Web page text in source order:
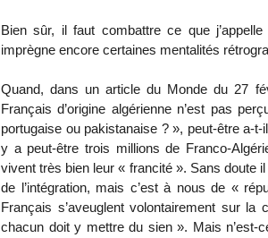
Bien sûr, il faut combattre ce que
imprègne encore certaines mentalités
Quand, dans un article du Monde du 27
Français d’origine algérienne n’est pas
portugaise ou pakistanaise ? », peut-être a-
y a peut-être trois millions de Franco-
vivent très bien leur « francité ». Sans doute
de l’intégration, mais c’est à nous de «
Français s’aveuglent volontairement sur
chacun doit y mettre du sien ». Mais n’est-